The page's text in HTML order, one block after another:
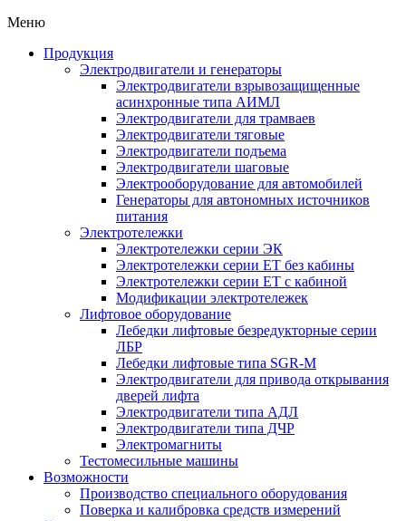
Меню
Продукция
Электродвигатели и генераторы
Электродвигатели взрывозащищенные
асинхронные типа АИМЛ
Электродвигатели для трамваев
Электродвигатели тяговые
Электродвигатели подъема
Электродвигатели шаговые
Электрооборудование для автомобилей
Генераторы для автономных источников
питания
Электротележки
Электротележки серии ЭК
Электротележки серии ЕТ без кабины
Электротележки серии ЕТ с кабиной
Модификации электротележек
Лифтовое оборудование
Лебедки лифтовые безредукторные серии
ЛБР
Лебедки лифтовые типа SGR-M
Электродвигатели для привода открывания
дверей лифта
Электродвигатели типа АДЛ
Электродвигатели типа ДЧР
Электромагниты
Тестомесильные машины
Возможности
Производство специального оборудования
Поверка и калибровка средств измерений